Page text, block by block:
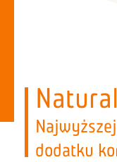
dodatku